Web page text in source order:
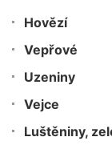
Hovězí
Vepřové
Uzeniny
Vejce
Luštěniny,